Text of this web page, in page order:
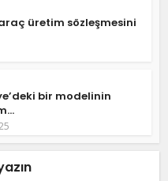
üretim sözleşmesini
bir modelinin